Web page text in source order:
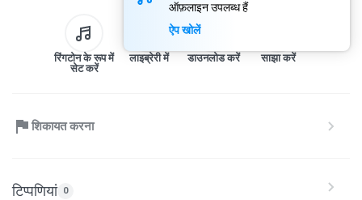
ऑफ़लाइन उपलब्ध हैं
ऐप खोलें
रिंगटोन के रूप में
सेट करें
लाइब्रेरी में डाउनलोड करें साझा करें
शिकायत करना
टिप्पणियां 0